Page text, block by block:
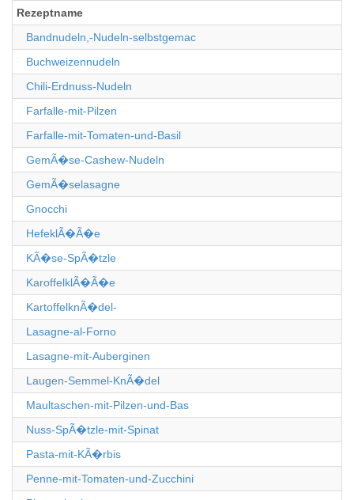
Rezeptname
Bandnudeln,-Nudeln-selbstgemac
Buchweizennudeln
Chili-Erdnuss-Nudeln
Farfalle-mit-Pilzen
Farfalle-mit-Tomaten-und-Basil
GemÃ�se-Cashew-Nudeln
GemÃ�selasagne
Gnocchi
HefeklÃ�Ã�e
KÃ�se-SpÃ�tzle
KaroffelklÃ�Ã�e
KartoffelknÃ�del-
Lasagne-al-Forno
Lasagne-mit-Auberginen
Laugen-Semmel-KnÃ�del
Maultaschen-mit-Pilzen-und-Bas
Nuss-SpÃ�tzle-mit-Spinat
Pasta-mit-KÃ�rbis
Penne-mit-Tomaten-und-Zucchini